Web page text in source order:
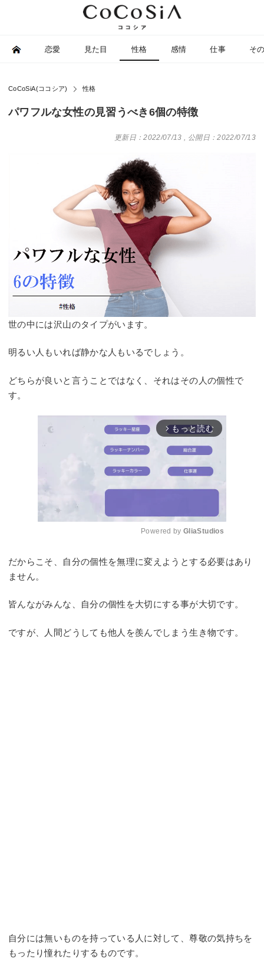
恋愛 見た目 性格 感情 仕事 そ
CoCoSiA(ココシア) 性格
パワフルな女性の見習うべき6個の特徴
更新日：2022/07/13 , 公開日：2022/07/13
世の中には沢山のタイプがいます。
明るい人もいれば静かな人もいるでしょう。
どちらが良いと言うことではなく、それはその人の個性で
す。
arrow_forward_ios もっと読む
Powered by GliaStudios
だからこそ、自分の個性を無理に変えようとする必要はあり
ません。
皆んながみんな、自分の個性を大切にする事が大切です。
ですが、人間どうしても他人を羨んでしまう生き物です。
自分には無いものを持っている人に対して、尊敬の気持ちを
もったり憧れたりするものです。